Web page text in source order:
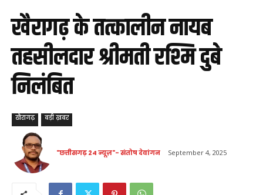
खैरागढ़ के तत्कालीन नायब
तहसीलदार श्रीमती रश्मि दुबे
निलंबित
खैरागढ़ बड़ी ख़बर
"छत्तीसगढ़ 24 न्यूज़"- संतोष देवांगन September 4, 2025